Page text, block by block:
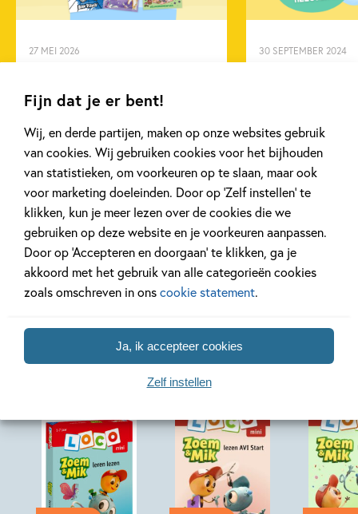
Fijn dat je er bent!
Wij, en derde partijen, maken op onze websites gebruik
van cookies. Wij gebruiken cookies voor het bijhouden
van statistieken, om voorkeuren op te slaan, maar ook
voor marketing doeleinden. Door op ‘Zelf instellen’ te
klikken, kun je meer lezen over de cookies die we
gebruiken op deze website en je voorkeuren aanpassen.
Door op ‘Accepteren en doorgaan’ te klikken, ga je
akkoord met het gebruik van alle categorieën cookies
zoals omschreven in onscookie statement.
Ja, ik accepteer cookies
Zelf instellen
Non-fictie Ruthje Goethals
27 MEI 2026
met deze kleurboeken!
Lees meer
30 SEPTEMBER 2024
Lees meer
Bekijk alle artikelen
Bekijk ook eens